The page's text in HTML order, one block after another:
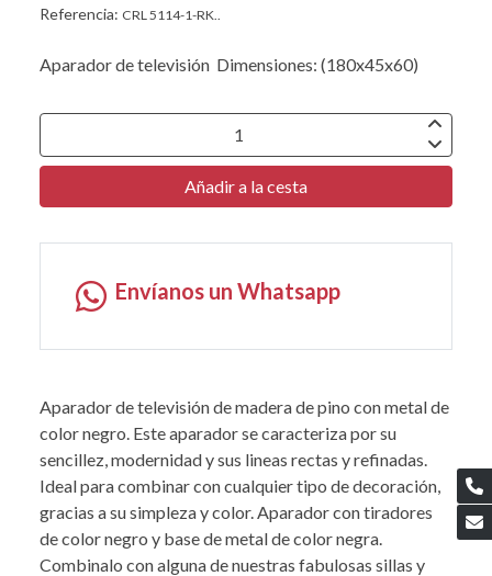
Referencia: CRL 5114-1-RK..
Aparador de televisión Dimensiones: (180x45x60)
Añadir a la cesta
Envíanos un Whatsapp
Aparador de televisión de madera de pino con metal de
color negro. Este aparador se caracteriza por su
sencillez, modernidad y sus lineas rectas y refinadas.
Ideal para combinar con cualquier tipo de decoración,
gracias a su simpleza y color. Aparador con tiradores
de color negro y base de metal de color negra.
Combinalo con alguna de nuestras fabulosas sillas y